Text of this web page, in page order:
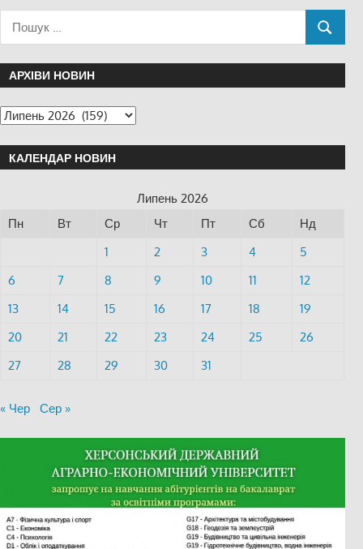
АРХІВИ НОВИН
КАЛЕНДАР НОВИН
Липень 2026
Пн
Вт Ср Чт Пт Сб
Нд
1
2 3 4
5
6
7 8 9 10 11
12
13
14 15 16 17 18
19
20
21 22 23 24 25
26
27
28 29 30 31
« Чер Сер »